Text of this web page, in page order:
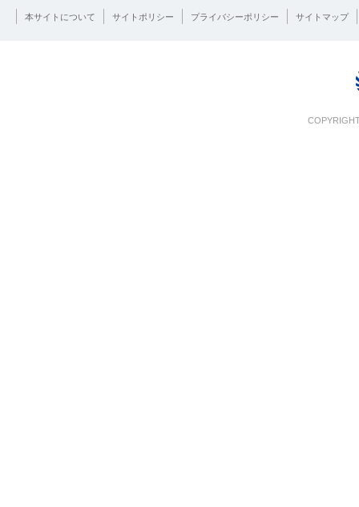
本サイトについて サイトポリシー プライバシーポリシー サイトマップ